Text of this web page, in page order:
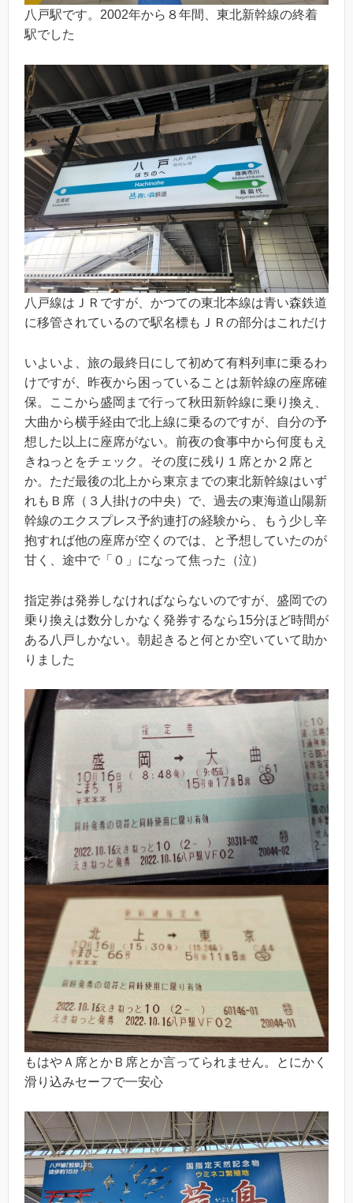
八戸駅です。2002年から８年間、東北新幹線の終着
駅でした
八戸線はＪＲですが、かつての東北本線は青い森鉄道
に移管されているので駅名標もＪＲの部分はこれだけ
いよいよ、旅の最終日にして初めて有料列車に乗るわ
けですが、昨夜から困っていることは新幹線の座席確
保。ここから盛岡まで行って秋田新幹線に乗り換え、
大曲から横手経由で北上線に乗るのですが、自分の予
想した以上に座席がない。前夜の食事中から何度もえ
きねっとをチェック。その度に残り１席とか２席と
か。ただ最後の北上から東京までの東北新幹線はいず
れもＢ席（３人掛けの中央）で、過去の東海道山陽新
幹線のエクスプレス予約連打の経験から、もう少し辛
抱すれば他の座席が空くのでは、と予想していたのが
甘く、途中で「０」になって焦った（泣）
指定券は発券しなければならないのですが、盛岡での
乗り換えは数分しかなく発券するなら15分ほど時間が
ある八戸しかない。朝起きると何とか空いていて助か
りました
もはやＡ席とかＢ席とか言ってられません。とにかく
滑り込みセーフで一安心